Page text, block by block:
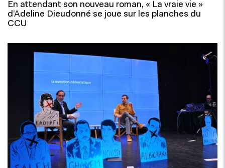
En attendant son nouveau roman, « La vraie vie »
d’Adeline Dieudonné se joue sur les planches du
CCU